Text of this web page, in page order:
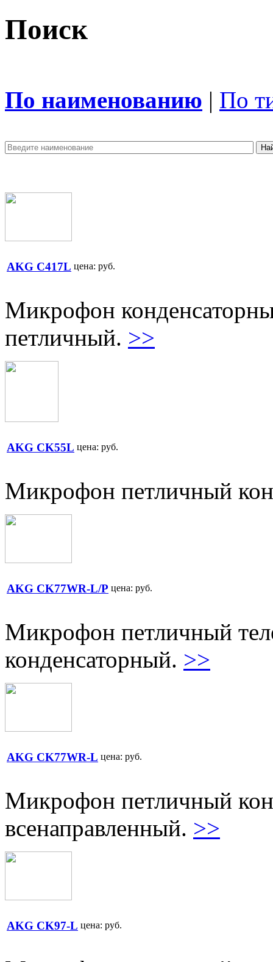
Поиск
По наименованию | По
AKG C417L цена: руб.
Микрофон
петличный. >>
AKG CK55L цена: руб.
Микрофон петличный
AKG CK77WR-L/P цена: руб.
Микрофон петличный
конденсаторный. >>
AKG CK77WR-L цена: руб.
Микрофон петличный
всенаправленный. >>
AKG CK97-L цена: руб.